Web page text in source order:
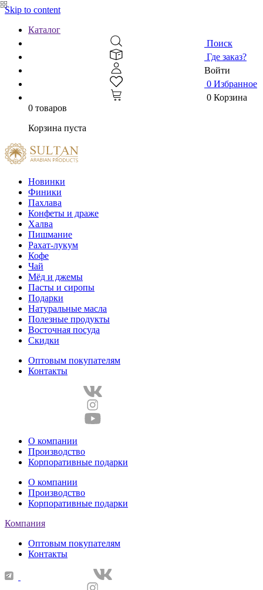
Skip to content
Каталог
Поиск
Где заказ?
Войти
0 Избранное
0 Корзина
0 товаров
Корзина пуста
Новинки
Финики
Пахлава
Конфеты и драже
Халва
Пишмание
Рахат-лукум
Кофе
Чай
Мёд и джемы
Пасты и сиропы
Подарки
Натуральные масла
Полезные продукты
Восточная посуда
Скидки
Оптовым покупателям
Контакты
О компании
Производство
Корпоративные подарки
О компании
Производство
Корпоративные подарки
Компания
Оптовым покупателям
Контакты